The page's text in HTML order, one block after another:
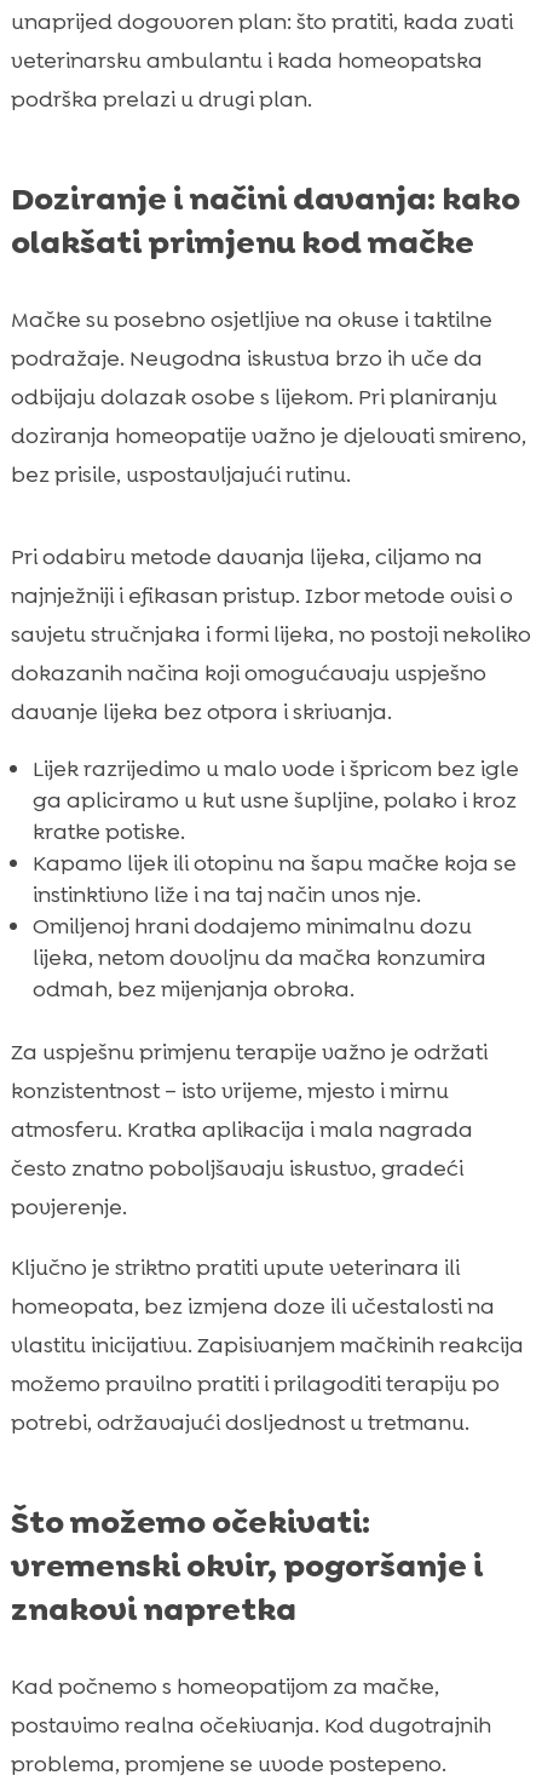
unaprijed dogovoren plan: što pratiti, kada zvati
veterinarsku ambulantu i kada homeopatska
podrška prelazi u drugi plan.
Doziranje i načini davanja: kako
olakšati primjenu kod mačke
Mačke su posebno osjetljive na okuse i taktilne
podražaje. Neugodna iskustva brzo ih uče da
odbijaju dolazak osobe s lijekom. Pri planiranju
doziranja homeopatije važno je djelovati smireno,
bez prisile, uspostavljajući rutinu.
Pri odabiru metode davanja lijeka, ciljamo na
najnježniji i efikasan pristup. Izbor metode ovisi o
savjetu stručnjaka i formi lijeka, no postoji nekoliko
dokazanih načina koji omogućavaju uspješno
davanje lijeka bez otpora i skrivanja.
Lijek razrijedimo u malo vode i špricom bez igle
ga apliciramo u kut usne šupljine, polako i kroz
kratke potiske.
Kapamo lijek ili otopinu na šapu mačke koja se
instinktivno liže i na taj način unos nje.
Omiljenoj hrani dodajemo minimalnu dozu
lijeka, netom dovoljnu da mačka konzumira
odmah, bez mijenjanja obroka.
Za uspješnu primjenu terapije važno je održati
konzistentnost – isto vrijeme, mjesto i mirnu
atmosferu. Kratka aplikacija i mala nagrada
često znatno poboljšavaju iskustvo, gradeći
povjerenje.
Ključno je striktno pratiti upute veterinara ili
homeopata, bez izmjena doze ili učestalosti na
vlastitu inicijativu. Zapisivanjem mačkinih reakcija
možemo pravilno pratiti i prilagoditi terapiju po
potrebi, održavajući dosljednost u tretmanu.
Što možemo očekivati:
vremenski okvir, pogoršanje i
znakovi napretka
Kad počnemo s homeopatijom za mačke,
postavimo realna očekivanja. Kod dugotrajnih
problema, promjene se uvode postepeno.